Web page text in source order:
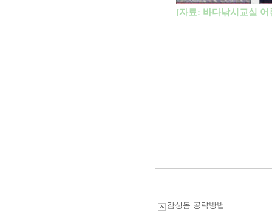
[자료: 바다낚시교실
감성돔 공략방법